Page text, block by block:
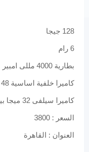
128 جيجا
6 رام
بطارية 4000 مللى امبير
كاميرا خلفية اساسية 48 ميجا بيكسل
كاميرا سيلفى 32 ميجا بيكسل
السعر : 3800
العنوان : القاهرة